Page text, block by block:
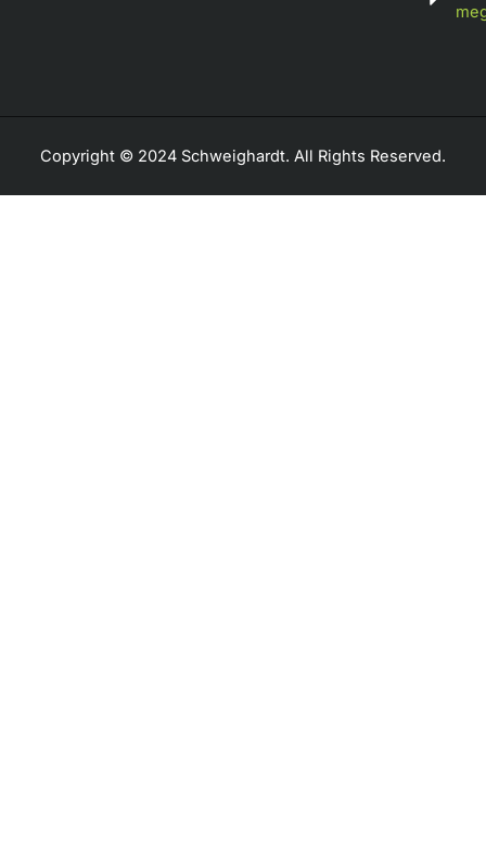
Copyright © 2024 Schweighardt. All Rights Reserved.